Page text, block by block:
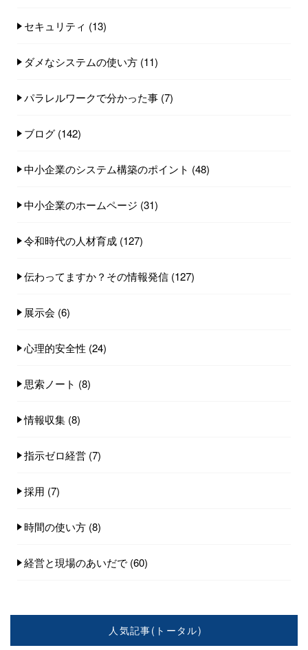
セキュリティ (13)
ダメなシステムの使い方 (11)
パラレルワークで分かった事 (7)
ブログ (142)
中小企業のシステム構築のポイント (48)
中小企業のホームページ (31)
令和時代の人材育成 (127)
伝わってますか？その情報発信 (127)
展示会 (6)
心理的安全性 (24)
思索ノート (8)
情報収集 (8)
指示ゼロ経営 (7)
採用 (7)
時間の使い方 (8)
経営と現場のあいだで (60)
人気記事(トータル)